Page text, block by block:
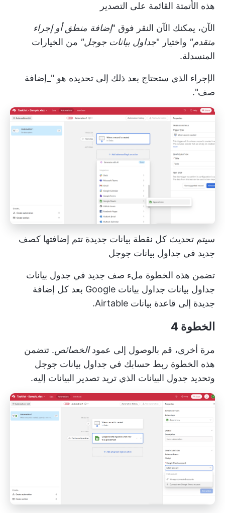
هذه الأتمتة القائمة على التصدير
الآن، يمكنك الآن النقر فوق "إضافة منطق أو إجراء
متقدم" واختيار "جداول بيانات جوجل" من الخيارات
المنسدلة.
الإجراء الذي ستحتاج بعد ذلك إلى تحديده هو "_إضافة
صف".
سيتم تحديث كل نقطة بيانات جديدة تتم إضافتها كصف
جديد في جداول بيانات جوجل
تضمن هذه الخطوة ملء صف جديد في جدول بيانات
جداول بيانات جداول بيانات Google بعد كل إضافة
جديدة إلى قاعدة بيانات Airtable.
الخطوة 4
مرة أخرى، قم بالوصول إلى عمودالخصائص. تتضمن
هذه الخطوة ربط حسابك في جداول بيانات جوجل
وتحديد جدول البيانات الذي تريد تصدير البيانات إليه.